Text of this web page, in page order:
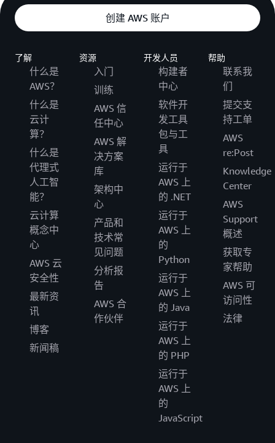
创建 AWS 账户
了解
什么是
AWS？
什么是
云计
算？
什么是
代理式
人工智
能？
云计算
概念中
心
AWS 云
安全性
最新资
讯
博客
新闻稿
资源
入门
训练
AWS 信
任中心
AWS 解
决方案
库
架构中
心
产品和
技术常
见问题
分析报
告
AWS 合
作伙伴
开发人员
构建者
中心
软件开
发工具
包与工
具
运行于
AWS 上
的 .NET
运行于
AWS 上
的
Python
运行于
AWS 上
的 Java
运行于
AWS 上
的 PHP
运行于
AWS 上
的
JavaScript
帮助
联系我
们
提交支
持工单
AWS
re:Post
Knowledge
Center
AWS
Support
概述
获取专
家帮助
AWS 可
访问性
法律